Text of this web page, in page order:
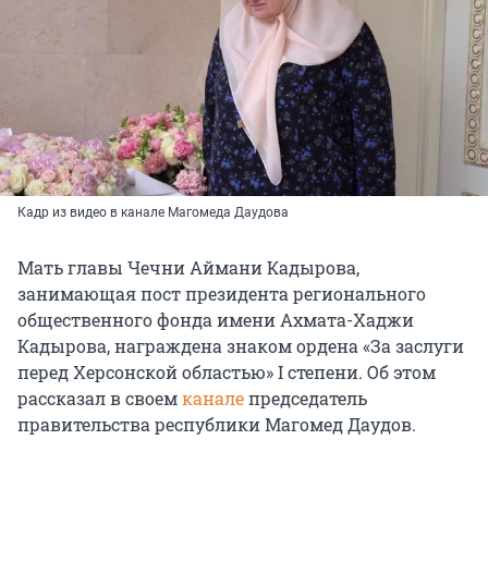
Кадр из видео в канале Магомеда Даудова
Мать главы Чечни Аймани Кадырова,
занимающая пост президента регионального
общественного фонда имени Ахмата-Хаджи
Кадырова, награждена знаком ордена «За заслуги
перед Херсонской областью» I степени. Об этом
рассказал в своемканалепредседатель
правительства республики Магомед Даудов.